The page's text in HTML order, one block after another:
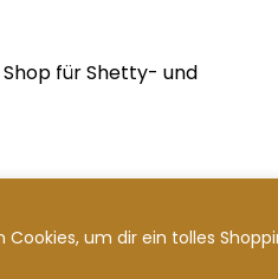
für Shetty- und
Cookies, um dir ein tolles